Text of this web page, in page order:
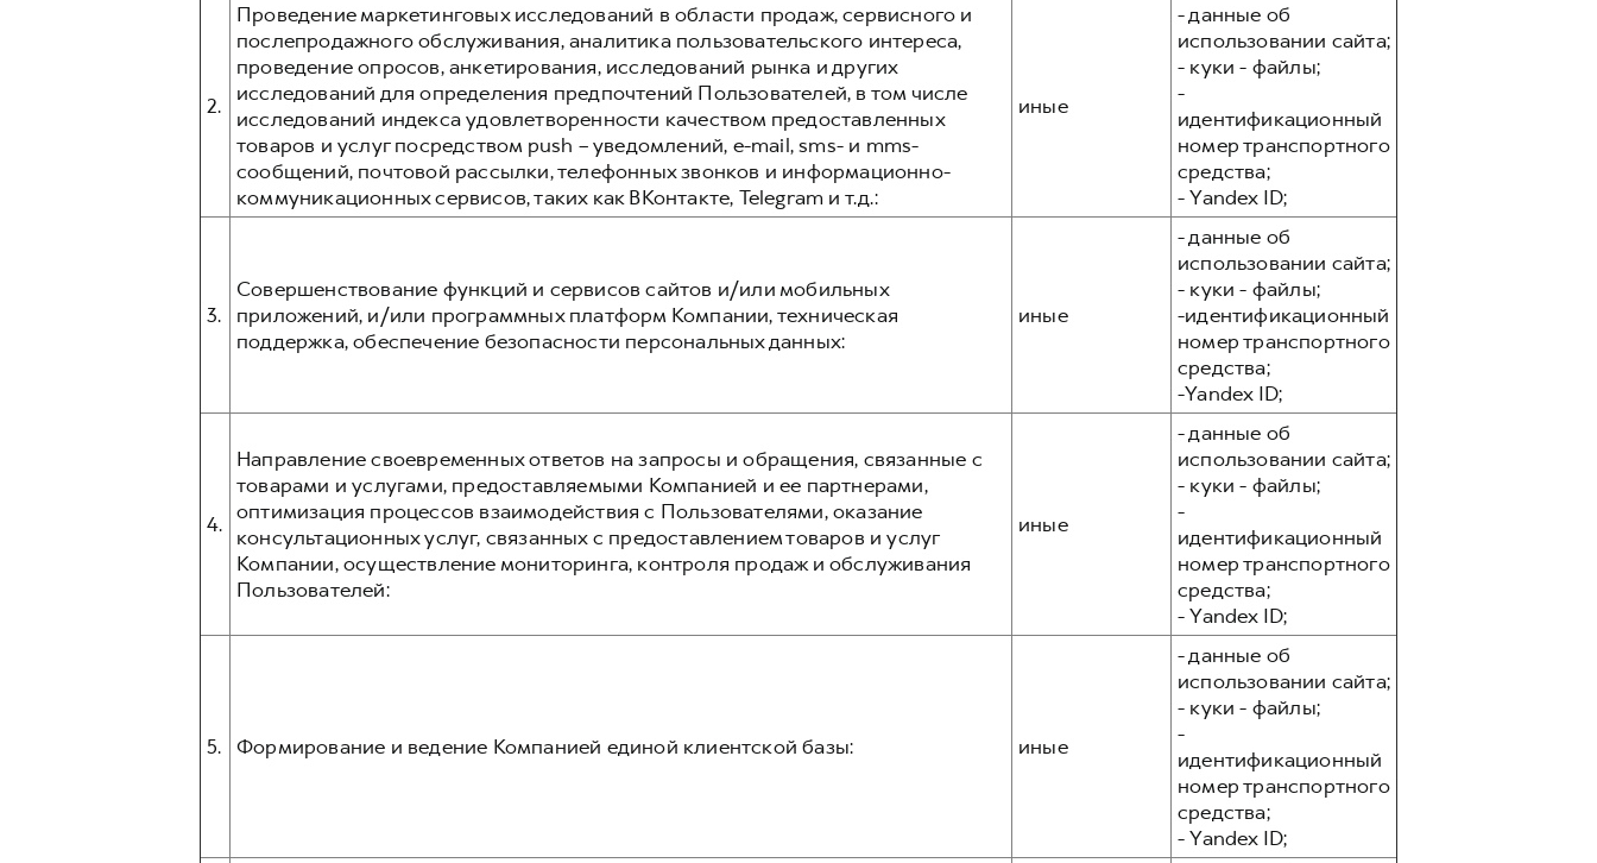
2.
Проведение маркетинговых исследований в области продаж, сервисного и
послепродажного обслуживания, аналитика пользовательского интереса,
проведение опросов, анкетирования, исследований рынка и других
исследований для определения предпочтений Пользователей, в том числе
исследований индекса удовлетворенности качеством предоставленных
товаров и услуг посредством push – уведомлений, e-mail, sms- и mms-
сообщений, почтовой рассылки, телефонных звонков и информационно-
коммуникационных сервисов, таких как ВКонтакте, Telegram и т.д.:
иные
- данные об
использовании сайта;
- куки - файлы;
-
идентификационный
номер транспортного
средства;
- Yandex ID;
3.
Совершенствование функций и сервисов сайтов и/или мобильных
приложений, и/или программных платформ Компании, техническая
поддержка, обеспечение безопасности персональных данных:
иные
- данные об
использовании сайта;
- куки - файлы;
-идентификационный
номер транспортного
средства;
-Yandex ID;
4.
Направление своевременных ответов на запросы и обращения, связанные с
товарами и услугами, предоставляемыми Компанией и ее партнерами,
оптимизация процессов взаимодействия с Пользователями, оказание
консультационных услуг, связанных с предоставлением товаров и услуг
Компании, осуществление мониторинга, контроля продаж и обслуживания
Пользователей:
иные
- данные об
использовании сайта;
- куки - файлы;
-
идентификационный
номер транспортного
средства;
- Yandex ID;
5. Формирование и ведение Компанией единой клиентской базы: иные
- данные об
использовании сайта;
- куки - файлы;
-
идентификационный
номер транспортного
средства;
- Yandex ID;